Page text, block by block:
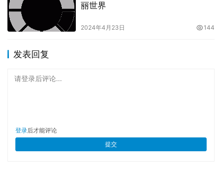
丽世界
2024年4月23日 144
发表回复
请登录后评论...
登录后才能评论
提交